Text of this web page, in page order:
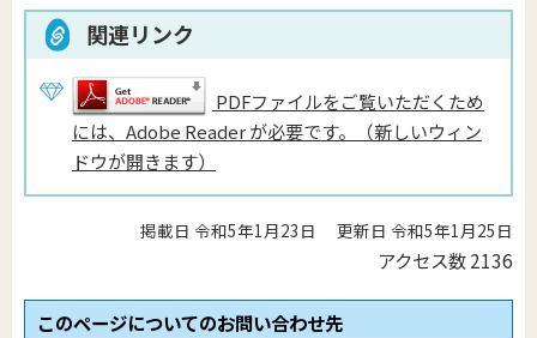
関連リンク
PDFファイルをご覧いただくため
には、Adobe Reader が必要です。（新しいウィン
ドウが開きます）
掲載日 令和5年1月23日 更新日 令和5年1月25日
アクセス数2136
このページについてのお問い合わせ先